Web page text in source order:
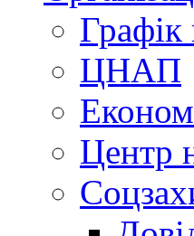
ЦНАП
Центр